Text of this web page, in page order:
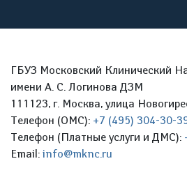
ГБУЗ Московский Клинический
имени А. С. Логинова ДЗМ
111123, г. Москва, улица
Телефон (ОМС): +7 (495) 304-30-
Телефон (Платные услуги и ДМС):
Email: info@mknc.ru